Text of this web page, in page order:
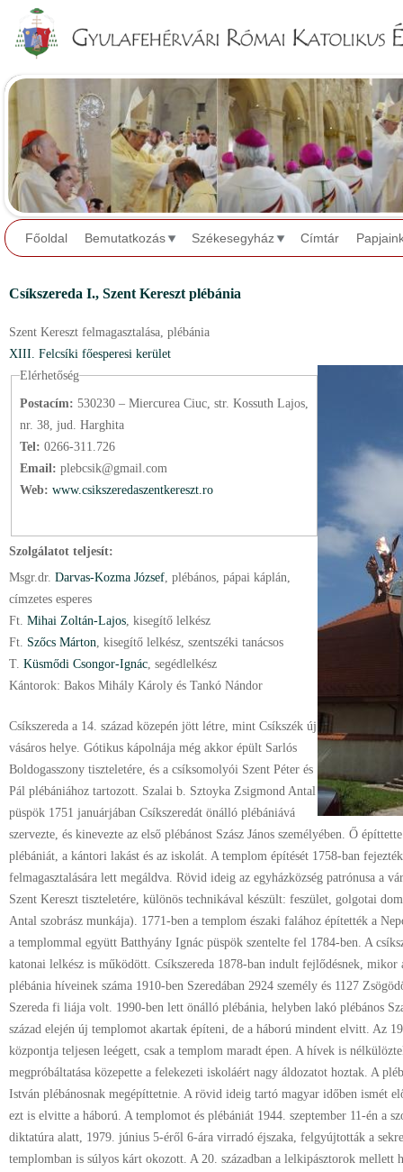
Főoldal Bemutatkozás Székesegyház Címtár
Csíkszereda I., Szent Kereszt plébánia
Szent Kereszt felmagasztalása, plébánia
XIII. Felcsíki főesperesi kerület
Elérhetőség
Postacím: 530230 – Miercurea Ciuc, str. Kossuth Lajos,
nr. 38, jud. Harghita
Tel: 0266-311.726
Email: plebcsik@gmail.com
Web: www.csikszeredaszentkereszt.ro
Szolgálatot teljesít:
Msgr. dr. Darvas-Kozma József , plébános , pápai káplán
címzetes esperes
Ft. Mihai Zoltán-Lajos , kisegítő lelkész
Ft. Szőcs Márton , kisegítő lelkész , szentszéki tanácsos
T. Küsmődi Csongor-Ignác , segédlelkész
Kántorok: Bakos Mihály Károly és Tankó Nándor
Csíkszereda a 14. század közepén jött létre, mint Csíkszék új
vásáros helye. Gótikus kápolnája még akkor épült Sarlós
Boldogasszony tiszteletére, és a csíksomolyói Szent Péter és
Pál plébániához tartozott. Szalai b. Sztoyka Zsigmond Antal
püspök 1751 januárjában Csíkszeredát önálló plébániává
szervezte, és kinevezte az első plébánost Szász János személyében. Ő
plébániát, a kántori lakást és az iskolát. A templom építését 1758-ban
felmagasztalására lett megáldva. Rövid ideig az egyházközség patrónusa a
Szent Kereszt tiszteletére, különös technikával készült: feszület, golgotai
Antal szobrász munkája). 1771-ben a templom északi falához építették a
a templommal együtt Batthyány Ignác püspök szentelte fel 1784-ben. A
katonai lelkész is működött. Csíkszereda 1878-ban indult fejlődésnek, mikor
plébánia híveinek száma 1910-ben Szeredában 2924 személy és 1127
Szereda fi liája volt. 1990-ben lett önálló plébánia, helyben lakó plébános
század elején új templomot akartak építeni, de a háború mindent elvitt. Az
központja teljesen leégett, csak a templom maradt épen. A hívek is
megpróbáltatása közepette a felekezeti iskoláért nagy áldozatot hoztak. A
István plébánosnak megépíttetnie. A rövid ideig tartó magyar időben ismét
ezt is elvitte a háború. A templomot és plébániát 1944. szeptember 11-én a
diktatúra alatt, 1979. június 5-éről 6-ára virradó éjszaka, felgyújtották a
templomban is súlyos kárt okozott. A 20. században a lelkipásztorok mellett